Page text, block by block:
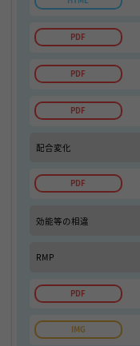
配合変化
効能等の相違
RMP